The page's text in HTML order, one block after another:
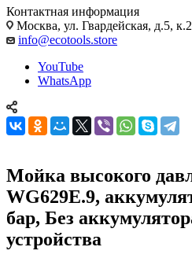
Контактная информация
Москва, ул. Гвардейская, д.5, к.2
info@ecotools.store
YouTube
WhatsApp
Мойка высокого
WG629E.9,
бар, Без
устройства